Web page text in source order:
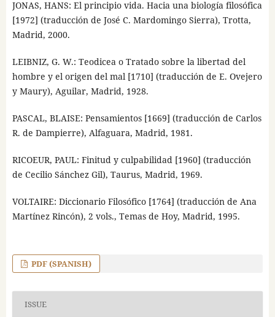
JONAS, HANS: El principio vida. Hacia una biología filosófica
[1972] (traducción de José C. Mardomingo Sierra), Trotta,
Madrid, 2000.
LEIBNIZ, G. W.: Teodicea o Tratado sobre la libertad del
hombre y el origen del mal [1710] (traducción de E. Ovejero
y Maury), Aguilar, Madrid, 1928.
PASCAL, BLAISE: Pensamientos [1669] (traducción de Carlos
R. de Dampierre), Alfaguara, Madrid, 1981.
RICOEUR, PAUL: Finitud y culpabilidad [1960] (traducción
de Cecilio Sánchez Gil), Taurus, Madrid, 1969.
VOLTAIRE: Diccionario Filosófico [1764] (traducción de Ana
Martínez Rincón), 2 vols., Temas de Hoy, Madrid, 1995.
PDF (SPANISH)
ISSUE